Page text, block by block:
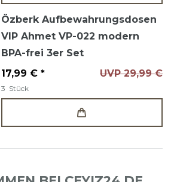
Özberk Aufbewahrungsdosen
VIP Ahmet VP-022 modern
BPA-frei 3er Set
UVP 29,99 €
17,99 € *
3 Stück